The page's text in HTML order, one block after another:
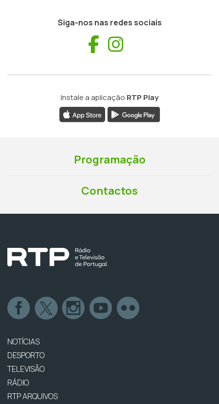
Siga-nos nas redes sociais
Facebook
Instale a aplicação RTP Play
Programação
Contactos
NOTÍCIAS
DESPORTO
TELEVISÃO
RÁDIO
RTP ARQUIVOS